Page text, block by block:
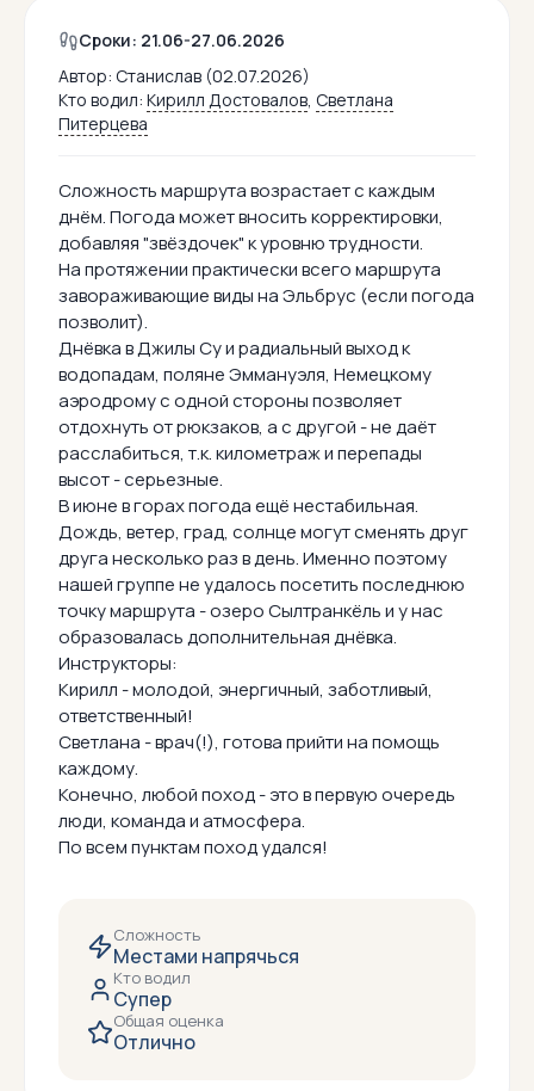
Сроки: 21.06-27.06.2026
Автор: Станислав (02.07.2026)
Кто водил: Кирилл Достовалов, Светлана
Питерцева
Сложность маршрута возрастает с каждым
днём. Погода может вносить корректировки,
добавляя "звёздочек" к уровню трудности.
На протяжении практически всего маршрута
завораживающие виды на Эльбрус (если погода
позволит).
Днёвка в Джилы Су и радиальный выход к
водопадам, поляне Эммануэля, Немецкому
аэродрому с одной стороны позволяет
отдохнуть от рюкзаков, а с другой - не даёт
расслабиться, т.к. километраж и перепады
высот - серьезные.
В июне в горах погода ещё нестабильная.
Дождь, ветер, град, солнце могут сменять друг
друга несколько раз в день. Именно поэтому
нашей группе не удалось посетить последнюю
точку маршрута - озеро Сылтранкёль и у нас
образовалась дополнительная днёвка.
Инструкторы:
Кирилл - молодой, энергичный, заботливый,
ответственный!
Светлана - врач(!), готова прийти на помощь
каждому.
Конечно, любой поход - это в первую очередь
люди, команда и атмосфера.
По всем пунктам поход удался!
Сложность
Местами напрячься
Кто водил
Супер
Общая оценка
Отлично